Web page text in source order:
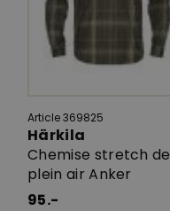
Article 369825
Härkila
Chemise stretch de
plein air Anker
95.-